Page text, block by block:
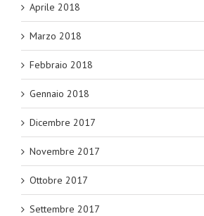
Aprile 2018
Marzo 2018
Febbraio 2018
Gennaio 2018
Dicembre 2017
Novembre 2017
Ottobre 2017
Settembre 2017